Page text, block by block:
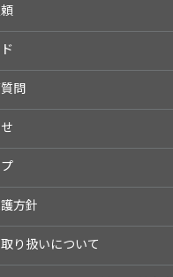
問
方針
り扱いについて